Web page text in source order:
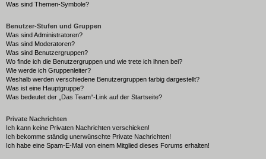
Was sind Themen-Symbole?
Benutzer-Stufen und Gruppen
Was sind Administratoren?
Was sind Moderatoren?
Was sind Benutzergruppen?
Wo finde ich die Benutzergruppen und wie trete ich ihnen bei?
Wie werde ich Gruppenleiter?
Weshalb werden verschiedene Benutzergruppen farbig dargestellt?
Was ist eine Hauptgruppe?
Was bedeutet der „Das Team“-Link auf der Startseite?
Private Nachrichten
Ich kann keine Privaten Nachrichten verschicken!
Ich bekomme ständig unerwünschte Private Nachrichten!
Ich habe eine Spam-E-Mail von einem Mitglied dieses Forums erhalten!